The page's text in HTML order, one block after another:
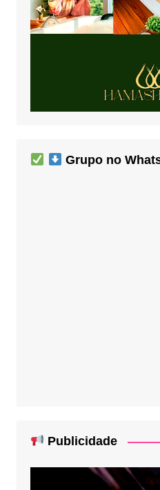
Grupo no
Publicidade